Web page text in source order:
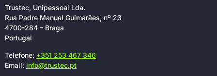
Trustec, Unipessoal Lda.
Rua Padre Manuel Guimarães, nº 23
4700-284 – Braga
Portugal
Telefone: +351 253 467 346
Email: info@trustec.pt